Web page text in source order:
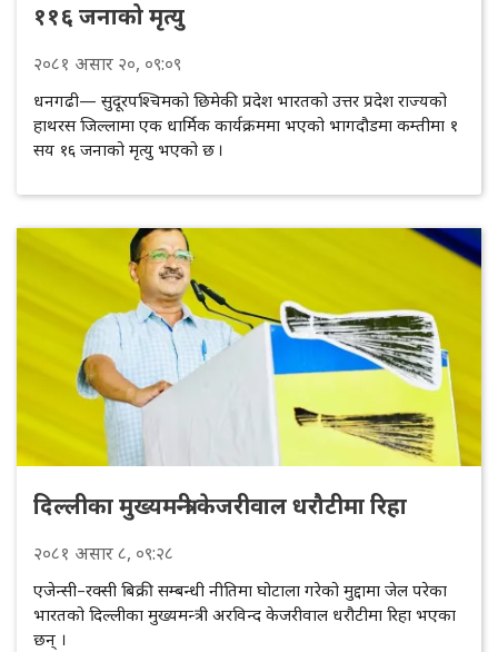
११६ जनाको मृत्यु
२०८१ असार २०, ०९:०९
धनगढी— सुदूरपश्चिमको छिमेकी प्रदेश भारतको उत्तर प्रदेश राज्यको
हाथरस जिल्लामा एक धार्मिक कार्यक्रममा भएको भागदौडमा कम्तीमा १
सय १६ जनाको मृत्यु भएको छ ।
दिल्लीका मुख्यमन्त्री केजरीवाल धरौटीमा रिहा
२०८१ असार८, ०९:२८
एजेन्सी–रक्सी बिक्री सम्बन्धी नीतिमा घोटाला गरेको मुद्दामा जेल परेका
भारतको दिल्लीका मुख्यमन्त्री अरविन्द केजरीवाल धरौटीमा रिहा भएका
छन् ।